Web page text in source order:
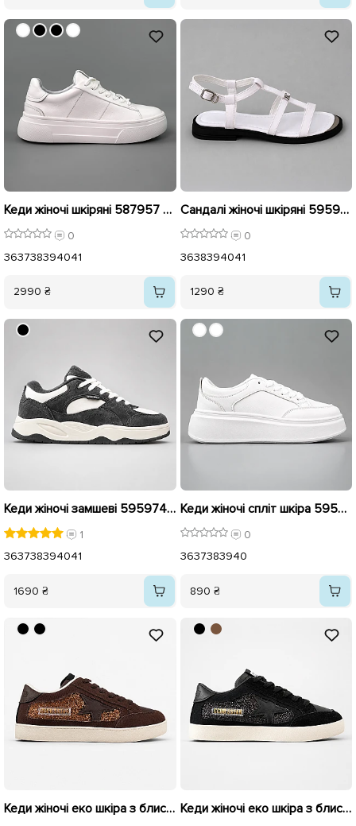
Кеди жіночі шкіряні 587957 Білі
0
363738394041
2990 ₴
Сандалі жіночі шкіряні 595952 Білі
0
3638394041
1290 ₴
Кеди жіночі замшеві 595974 Сірі
1
363738394041
1690 ₴
Кеди жіночі спліт шкіра 595936 Білі
0
3637383940
890 ₴
Кеди жіночі еко шкіра з блискучими вставками 595982 Коричневі Кеди жіночі еко шкіра з блискучими вставками 595981 Чорні